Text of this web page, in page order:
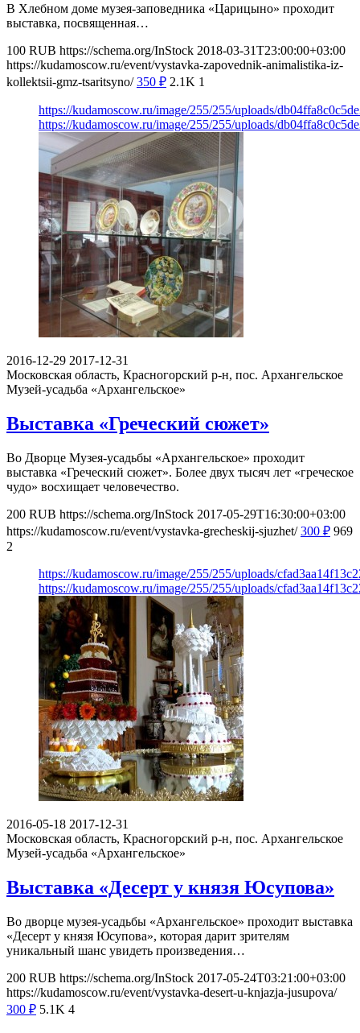
В Хлебном доме музея-заповедника «Царицыно» проходит
выставка, посвященная…
100 RUB https://schema.org/InStock 2018-03-31T23:00:00+03:00
https://kudamoscow.ru/event/vystavka-zapovednik-animalistika-iz-
kollektsii-gmz-tsaritsyno/ 350 ₽ 2.1K 1
https://kudamoscow.ru/image/255/255/uploads/
https://kudamoscow.ru/image/255/255/uploads/
2016-12-29 2017-12-31
Московская область, Красногорский р-н, пос. Архангельское
Музей-усадьба «Архангельское»
Выставка «Греческий сюжет»
Во Дворце Музея-усадьбы «Архангельское» проходит
выставка «Греческий сюжет». Более двух тысяч лет «греческое
чудо» восхищает человечество.
200 RUB https://schema.org/InStock 2017-05-29T16:30:00+03:00
https://kudamoscow.ru/event/vystavka-grecheskij-sjuzhet/ 300 ₽ 969
2
https://kudamoscow.ru/image/255/255/uploads/
https://kudamoscow.ru/image/255/255/uploads/
2016-05-18 2017-12-31
Московская область, Красногорский р-н, пос. Архангельское
Музей-усадьба «Архангельское»
Выставка «Десерт у князя Юсупова»
Во дворце музея-усадьбы «Архангельское» проходит выставка
«Десерт у князя Юсупова», которая дарит зрителям
уникальный шанс увидеть произведения…
200 RUB https://schema.org/InStock 2017-05-24T03:21:00+03:00
https://kudamoscow.ru/event/vystavka-desert-u-knjazja-jusupova/
300 ₽ 5.1K 4